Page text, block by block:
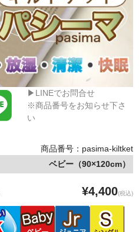
▶LINEでお問合せ
※商品番号をお知らせ下さ
い
商品番号：pasima-kiltket
ベビー（90×120cm）
¥4,400(税込)